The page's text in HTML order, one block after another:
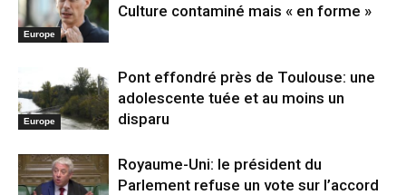
Europe
Culture contaminé mais « en forme »
Europe
Pont effondré près de Toulouse: une
adolescente tuée et au moins un
disparu
Royaume-Uni: le président du
Parlement refuse un vote sur l’accord